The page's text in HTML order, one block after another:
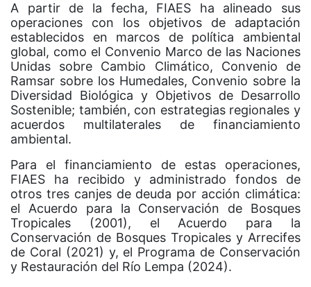
A partir de la fecha, FIAES ha alineado sus
operaciones con los objetivos de adaptación
establecidos en marcos de política ambiental
global, como el Convenio Marco de las Naciones
Unidas sobre Cambio Climático, Convenio de
Ramsar sobre los Humedales, Convenio sobre la
Diversidad Biológica y Objetivos de Desarrollo
Sostenible; también, con estrategias regionales y
acuerdos multilaterales de financiamiento
ambiental.
Para el financiamiento de estas operaciones,
FIAES ha recibido y administrado fondos de
otros tres canjes de deuda por acción climática:
el Acuerdo para la Conservación de Bosques
Tropicales (2001), el Acuerdo para la
Conservación de Bosques Tropicales y Arrecifes
de Coral (2021) y, el Programa de Conservación
y Restauración del Río Lempa (2024).